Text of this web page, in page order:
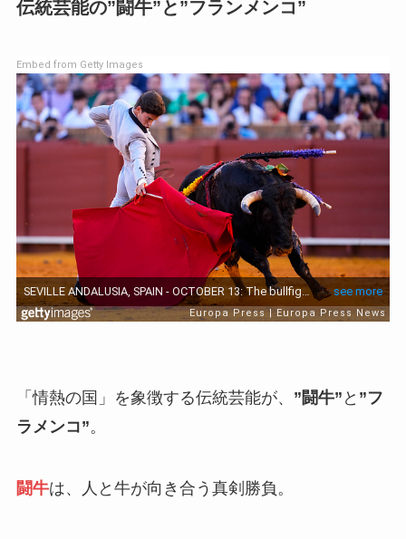
伝統芸能の”闘牛”と”フランメンコ”
Embed from Getty Images
「情熱の国」を象徴する伝統芸能が、 ”闘牛” と ”フ
ラメンコ”。
闘牛は、人と牛が向き合う真剣勝負。